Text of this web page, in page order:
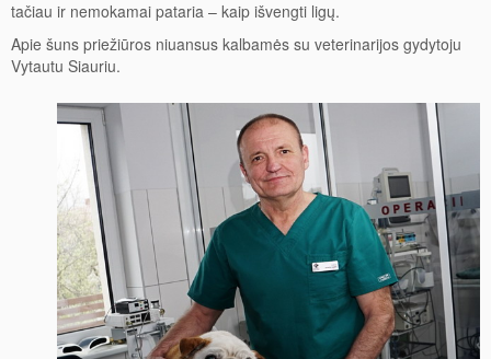
tačiau ir nemokamai pataria – kaip išvengti ligų.
Apie šuns priežiūros niuansus kalbamės su veterinarijos gydytoju
Vytautu Siauriu.